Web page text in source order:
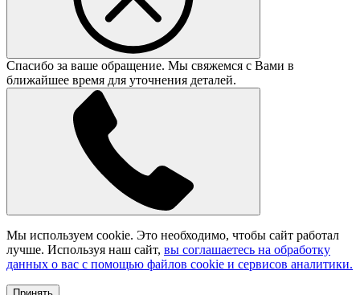
Спасибо за ваше обращение. Мы свяжемся с Вами в
ближайшее время для уточнения деталей.
Мы используем cookie. Это необходимо, чтобы сайт работал
лучше. Используя наш сайт, вы соглашаетесь на обработку
данных о вас с помощью файлов cookie и сервисов аналитики.